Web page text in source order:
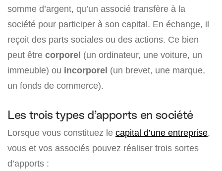
somme d’argent, qu’un associé transfère à la
société pour participer à son capital. En échange, il
reçoit des parts sociales ou des actions. Ce bien
peut être corporel (un ordinateur, une voiture, un
immeuble) ou incorporel (un brevet, une marque,
un fonds de commerce).
Les trois types d’apports en société
Lorsque vous constituez le capital d’une entreprise,
vous et vos associés pouvez réaliser trois sortes
d’apports :